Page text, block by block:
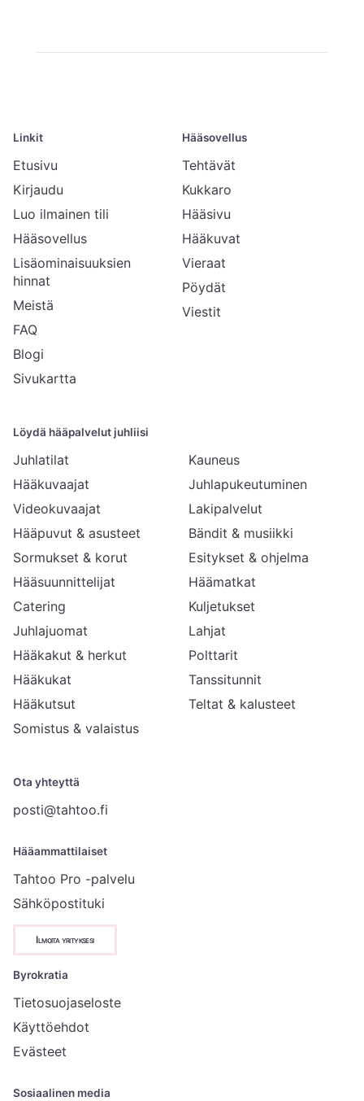
Ota yhteyttä
posti@tahtoo.fi
Hääammattilaiset
Tahtoo Pro -palvelu
Sähköpostituki
Ilmoita yrityksesi
Byrokratia
Tietosuojaseloste
Käyttöehdot
Evästeet
Sosiaalinen media
Linkit
Etusivu
Kirjaudu
Luo ilmainen tili
Hääsovellus
Lisäominaisuuksien
hinnat
Meistä
FAQ
Blogi
Sivukartta
Hääsovellus
Tehtävät
Kukkaro
Hääsivu
Hääkuvat
Vieraat
Pöydät
Viestit
Löydä hääpalvelut juhliisi
Juhlatilat
Hääkuvaajat
Videokuvaajat
Hääpuvut & asusteet
Sormukset & korut
Hääsuunnittelijat
Catering
Juhlajuomat
Hääkakut & herkut
Hääkukat
Hääkutsut
Somistus & valaistus
Kauneus
Juhlapukeutuminen
Lakipalvelut
Bändit & musiikki
Esitykset & ohjelma
Häämatkat
Kuljetukset
Lahjat
Polttarit
Tanssitunnit
Teltat & kalusteet